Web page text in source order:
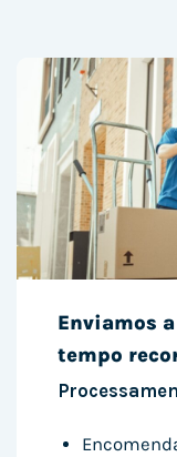
Enviamos
tempo